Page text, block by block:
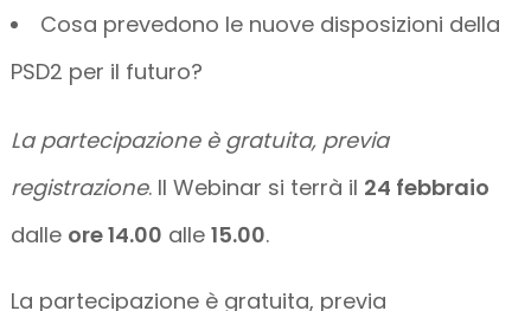
Cosa prevedono le nuove disposizioni della
PSD2 per il futuro?
La partecipazione è gratuita, previa
registrazione. Il Webinar si terrà il 24 febbraio
dalle ore 14.00 alle15.00.
La partecipazione è gratuita, previa